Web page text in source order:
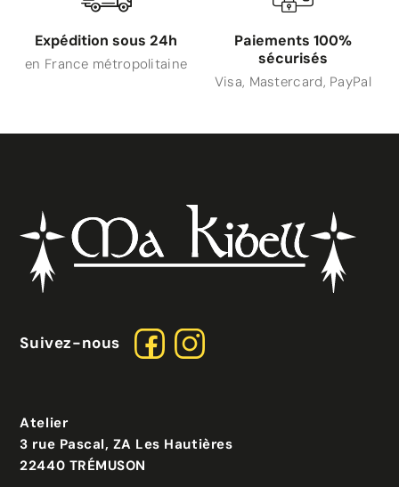
Expédition sous 24h
en France métropolitaine
Paiements 100%
sécurisés
Visa, Mastercard, PayPal
Suivez-nous
Atelier
3 rue Pascal, ZA Les Hautières
22440 TRÉMUSON